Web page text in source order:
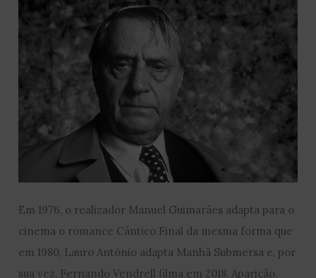
Em 1976, o realizador Manuel Guimarães adapta para o
cinema o romance Cântico Final da mesma forma que
em 1980, Lauro António adapta Manhã Submersa e, por
sua vez, Fernando Vendrell filma em 2018, Aparição.